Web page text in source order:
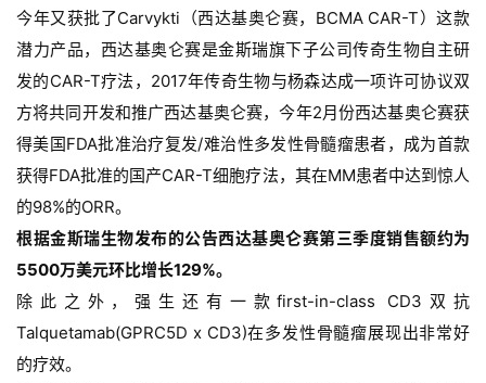
今年又获批了Carvykti（西达基奥仑赛，BCMA CAR-T）这款
潜力产品，西达基奥仑赛是金斯瑞旗下子公司传奇生物自主研
发的CAR-T疗法，2017年传奇生物与杨森达成一项许可协议双
方将共同开发和推广西达基奥仑赛，今年2月份西达基奥仑赛获
得美国FDA批准治疗复发/难治性多发性骨髓瘤患者，成为首款
获得FDA批准的国产CAR-T细胞疗法，其在MM患者中达到惊人
的98%的ORR。
根据金斯瑞生物发布的公告西达基奥仑赛第三季度销售额约为
5500万美元环比增长129%。
除此之外，强生还有一款first-in-class CD3双抗
Talquetamab(GPRC5D x CD3)在多发性骨髓瘤展现出非常好
的疗效。